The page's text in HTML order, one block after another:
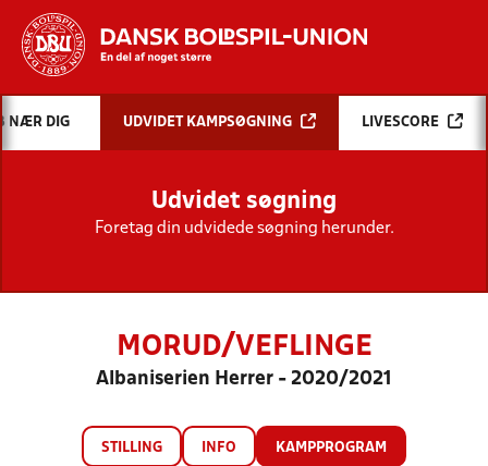
Hvad vil du søge efter?
INDHOLD OG NYHEDER
STILLINGER, RESULTATER, KLUBBER OG
HOLD
NÆR DIG UDVIDET KAMPSØGNING LIVESCORE
Udvidet søgning
Foretag din udvidede søgning herunder.
MORUD/VEFLINGE
Albaniserien Herrer - 2020/2021
STILLING INFO KAMPPROGRAM